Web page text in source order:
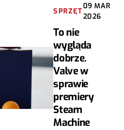
SPRZĘT
09 MAR
2026
To nie
wygląda
dobrze.
Valve w
sprawie
premiery
Steam
Machine